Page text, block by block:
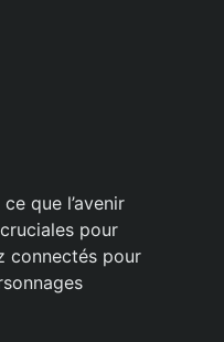
que l’avenir
pour
connectés pour